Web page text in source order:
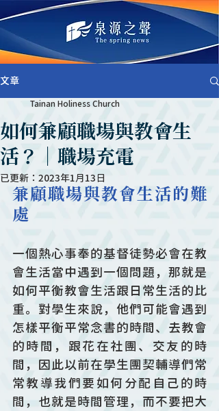
文章
如何兼顧職場與教會生
活？｜職場充電
Tainan Holiness Church
已更新： 2023年1月13日
兼顧職場與教會生活的難
處
一個熱心事奉的基督徒勢必會在教
會生活當中遇到一個問題，那就是
如何平衡教會生活跟日常生活的比
重。對學生來說，他們可能會遇到
怎樣平衡平常念書的時間、去教會
的時間，跟花在社團、交友的時
間，因此以前在學生團契輔導們常
常教導我們要如何分配自己的時
間，也就是時間管理，而不要把大